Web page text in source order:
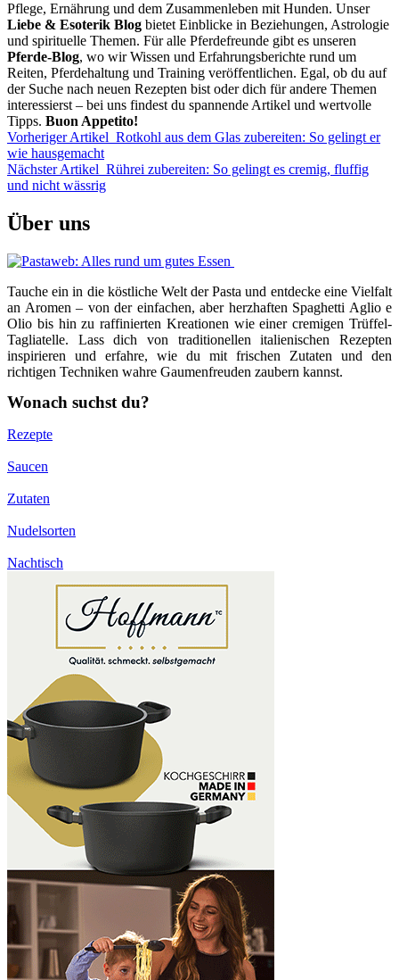
Pflege, Ernährung und dem Zusammenleben mit Hunden. Unser
Liebe & Esoterik Blog bietet Einblicke in Beziehungen, Astrologie
und spirituelle Themen. Für alle Pferdefreunde gibt es unseren
Pferde-Blog, wo wir Wissen und Erfahrungsberichte rund um
Reiten, Pferdehaltung und Training veröffentlichen. Egal, ob du auf
der Suche nach neuen Rezepten bist oder dich für andere Themen
interessierst – bei uns findest du spannende Artikel und wertvolle
Tipps. Buon Appetito!
Vorheriger Artikel Rotkohl aus dem Glas zubereiten: So gelingt er
wie hausgemacht
Nächster Artikel Rührei zubereiten: So gelingt es cremig, fluffig
und nicht wässrig
Über uns
Tauche ein in die köstliche Welt der Pasta und entdecke eine Vielfalt
an Aromen – von der einfachen, aber herzhaften Spaghetti Aglio e
Olio bis hin zu raffinierten Kreationen wie einer cremigen Trüffel-
Tagliatelle. Lass dich von traditionellen italienischen Rezepten
inspirieren und erfahre, wie du mit frischen Zutaten und den
richtigen Techniken wahre Gaumenfreuden zaubern kannst.
Wonach suchst du?
Rezepte
Saucen
Zutaten
Nudelsorten
Nachtisch